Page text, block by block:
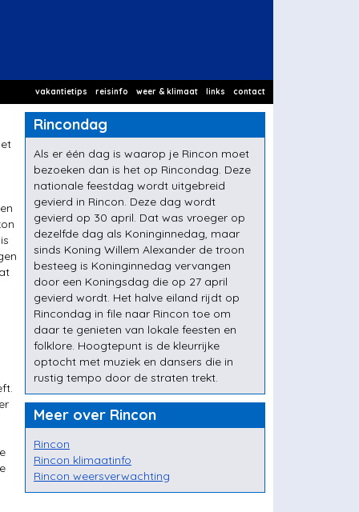
vakantietips reisinfo weer & klimaat links contact
Rincondag
Als er één dag is waarop je Rincon moet
bezoeken dan is het op Rincondag. Deze
nationale feestdag wordt uitgebreid
gevierd in Rincon. Deze dag wordt
gevierd op 30 april. Dat was vroeger op
dezelfde dag als Koninginnedag, maar
sinds Koning Willem Alexander de troon
besteeg is Koninginnedag vervangen
door een Koningsdag die op 27 april
gevierd wordt. Het halve eiland rijdt op
Rincondag in file naar Rincon toe om
daar te genieten van lokale feesten en
folklore. Hoogtepunt is de kleurrijke
optocht met muziek en dansers die in
rustig tempo door de straten trekt.
Meer over Rincon
Rincon
Rincon klimaatinfo
Rincon weersverwachting